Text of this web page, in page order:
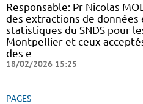
Responsable: Pr Nicolas
des extractions de données
statistiques du SNDS pour
Montpellier et ceux
des e
18/02/2026 15:25
PAGES